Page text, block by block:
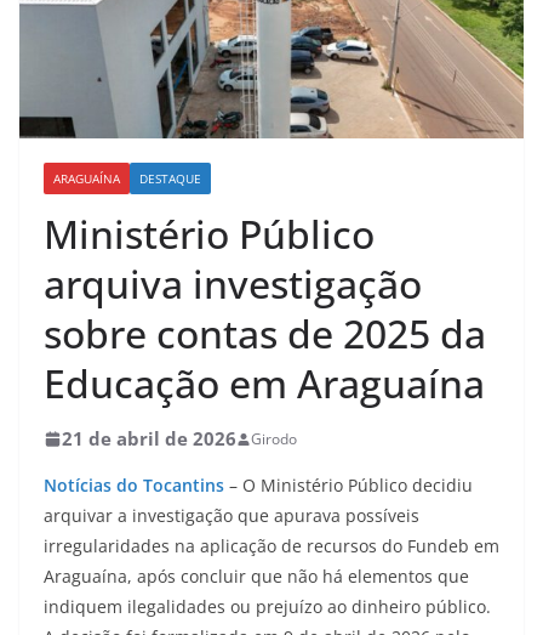
ARAGUAÍNA DESTAQUE
Ministério Público
arquiva investigação
sobre contas de 2025 da
Educação em Araguaína
21 de abril de 2026 Girodo
Notícias do Tocantins – O Ministério Público decidiu
arquivar a investigação que apurava possíveis
irregularidades na aplicação de recursos do Fundeb em
Araguaína, após concluir que não há elementos que
indiquem ilegalidades ou prejuízo ao dinheiro público.